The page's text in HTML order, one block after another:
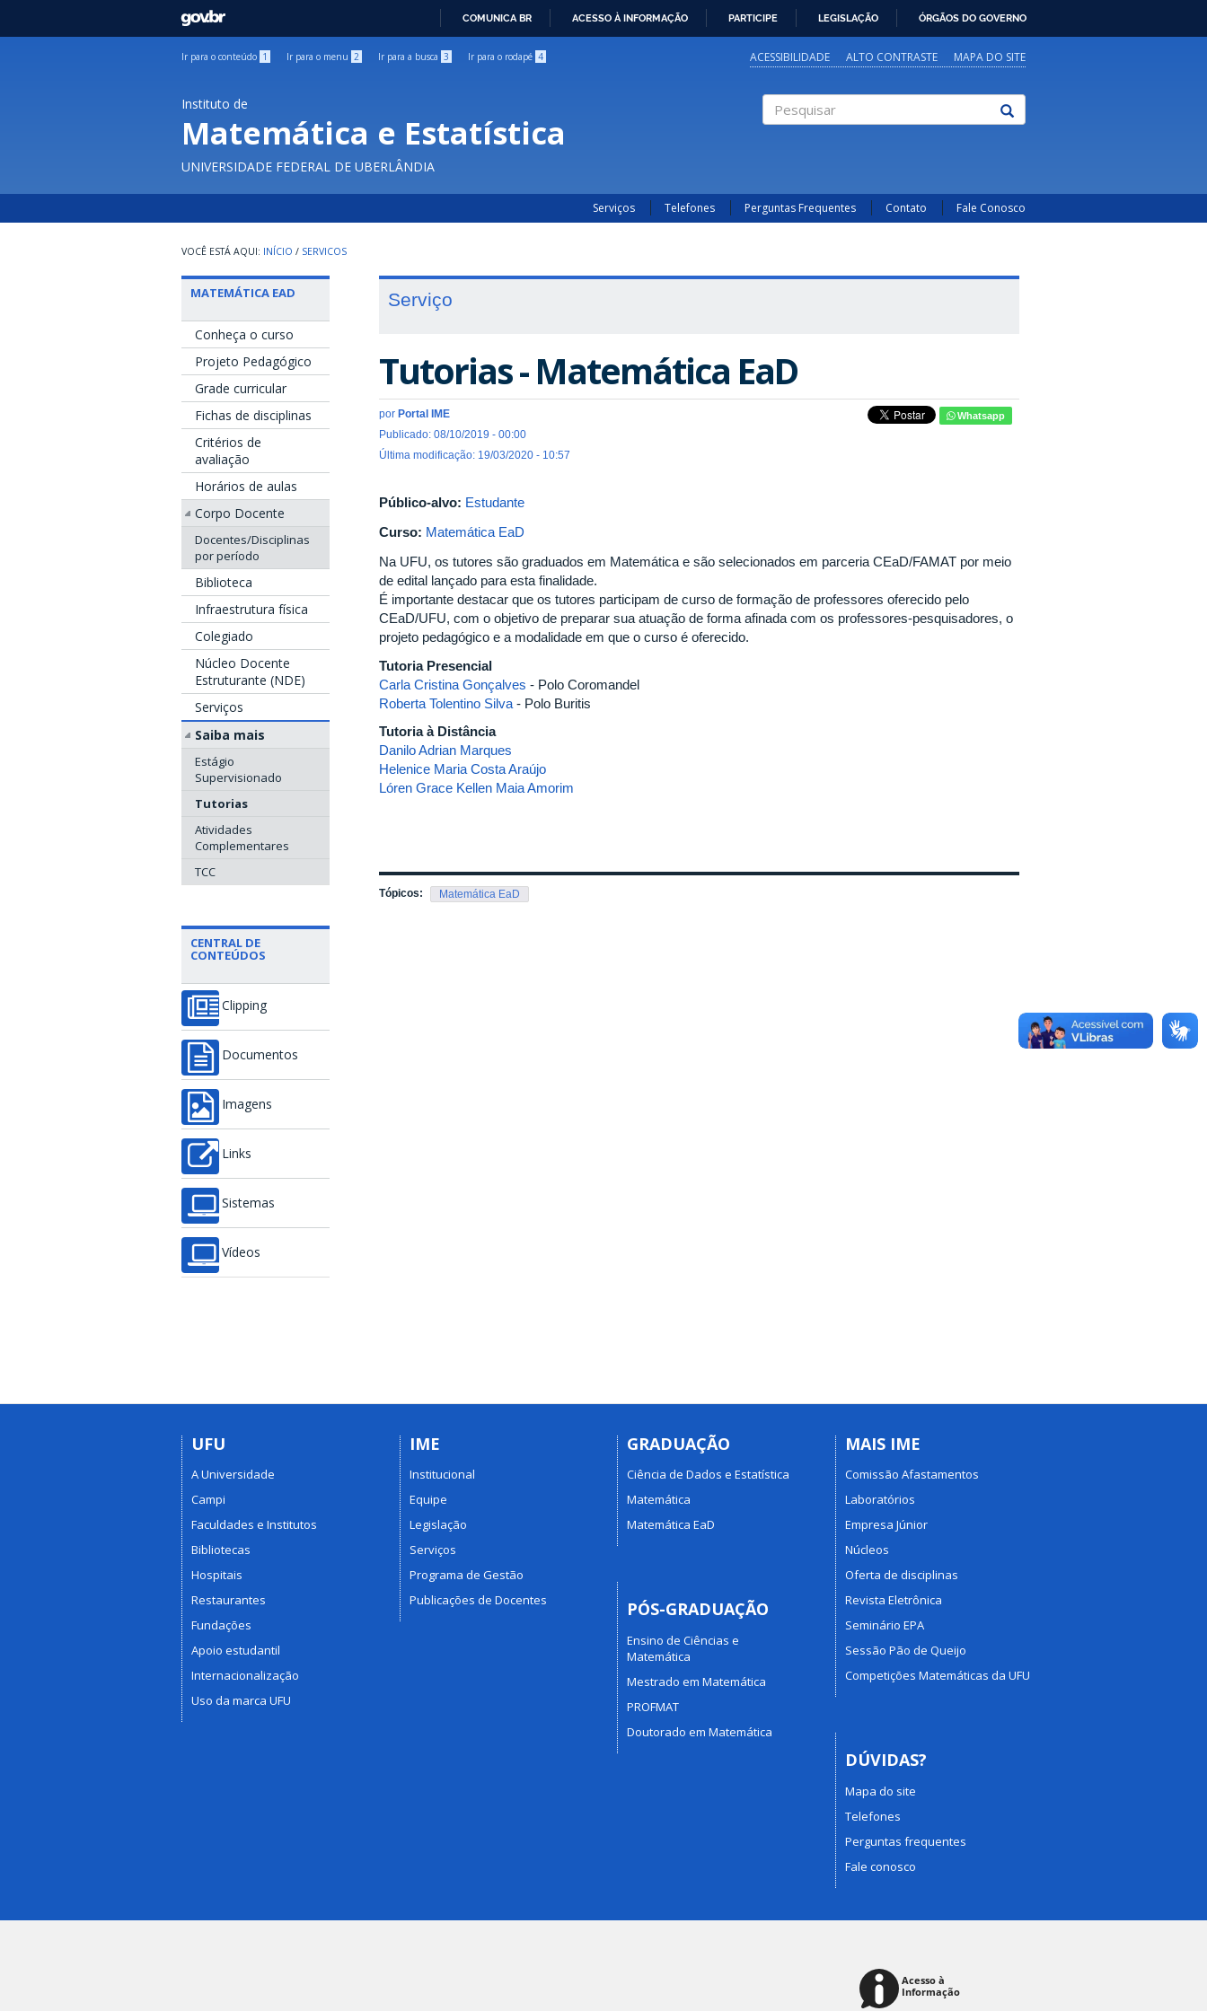
GOVBR
COMUNICA BR ACESSO À INFORMAÇÃO PARTICIPE LEGISLAÇÃO ÓRGÃOS DO GOVERNO
Ir para o conteúdo 1 Ir para o menu 2 Ir para a busca 3 Ir para o rodapé 4 ACESSIBILIDADE ALTO CONTRASTE MAPA DO SITE
Instituto de
Matemática e Estatística
UNIVERSIDADE FEDERAL DE UBERLÂNDIA
Serviços Telefones Perguntas Frequentes Contato Fale Conosco
INÍCIO / SERVICOS
MATEMÁTICA EAD
Conheça o curso
Projeto Pedagógico
Grade curricular
Fichas de disciplinas
Critérios de
avaliação
Horários de aulas
Corpo Docente
Docentes/Disciplinas
por período
Biblioteca
Infraestrutura física
Colegiado
Núcleo Docente
Estruturante (NDE)
Serviços
Saiba mais
Estágio
Supervisionado
Tutorias
Atividades
Complementares
TCC
CENTRAL DE
CONTEÚDOS
Clipping
Documentos
Imagens
Links
Sistemas
Vídeos
Serviço
Tutorias - Matemática EaD
por Portal IME
Publicado: 08/10/2019 - 00:00
Última modificação: 19/03/2020 - 10:57
Whatsapp
Público-alvo: Estudante
Curso: Matemática EaD
Na UFU, os tutores são graduados em Matemática e são selecionados em parceria CEaD/FAMAT por meio
de edital lançado para esta finalidade.
É importante destacar que os tutores participam de curso de formação de professores oferecido pelo
CEaD/UFU, com o objetivo de preparar sua atuação de forma afinada com os professores-pesquisadores, o
projeto pedagógico e a modalidade em que o curso é oferecido.
Tutoria Presencial
Carla Cristina Gonçalves - Polo Coromandel
Roberta Tolentino Silva - Polo Buritis
Tutoria à Distância
Danilo Adrian Marques
Helenice Maria Costa Araújo
Lóren Grace Kellen Maia Amorim
Tópicos: Matemática EaD
UFU
A Universidade
Campi
Faculdades e Institutos
Bibliotecas
Hospitais
Restaurantes
Fundações
Apoio estudantil
Internacionalização
Uso da marca UFU
IME
Institucional
Equipe
Legislação
Serviços
Programa de Gestão
Publicações de Docentes
GRADUAÇÃO
Ciência de Dados e Estatística
Matemática
Matemática EaD
PÓS-GRADUAÇÃO
Ensino de Ciências e
Matemática
Mestrado em Matemática
PROFMAT
Doutorado em Matemática
MAIS IME
Comissão Afastamentos
Laboratórios
Empresa Júnior
Núcleos
Oferta de disciplinas
Revista Eletrônica
Seminário EPA
Sessão Pão de Queijo
Competições Matemáticas da UFU
DÚVIDAS?
Mapa do site
Telefones
Perguntas frequentes
Fale conosco